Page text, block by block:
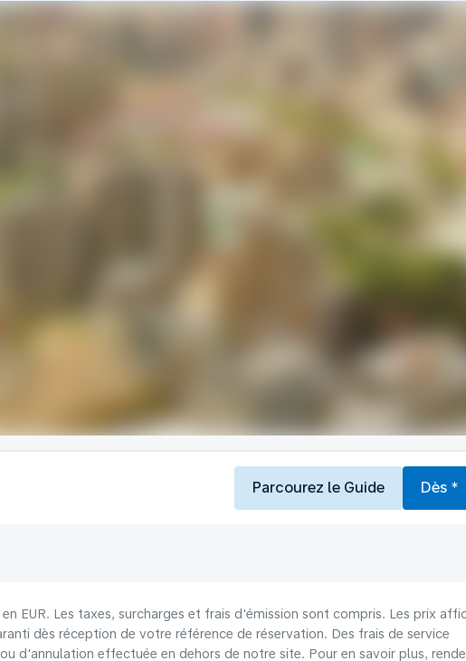
Parcourez le Guide Dès *
EUR. Les taxes, surcharges et frais d'émission sont compris. Les prix
dès réception de votre référence de réservation. Des frais de service
d'annulation effectuée en dehors de notre site. Pour en savoir plus,